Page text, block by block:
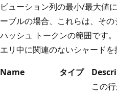
ビューション列の最小/最大値
ーブルの場合、これらは、そ
ハッシュ トークンの範囲です
エリ中に関連のないシャードを
Name
タイプ
この